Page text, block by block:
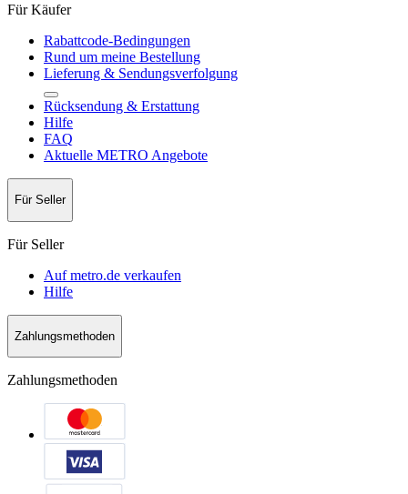
Für Käufer
Rabattcode-Bedingungen
Rund um meine Bestellung
Lieferung & Sendungsverfolgung
Rücksendung & Erstattung
Hilfe
FAQ
Aktuelle METRO Angebote
Für Seller
Für Seller
Auf metro.de verkaufen
Hilfe
Zahlungsmethoden
Zahlungsmethoden